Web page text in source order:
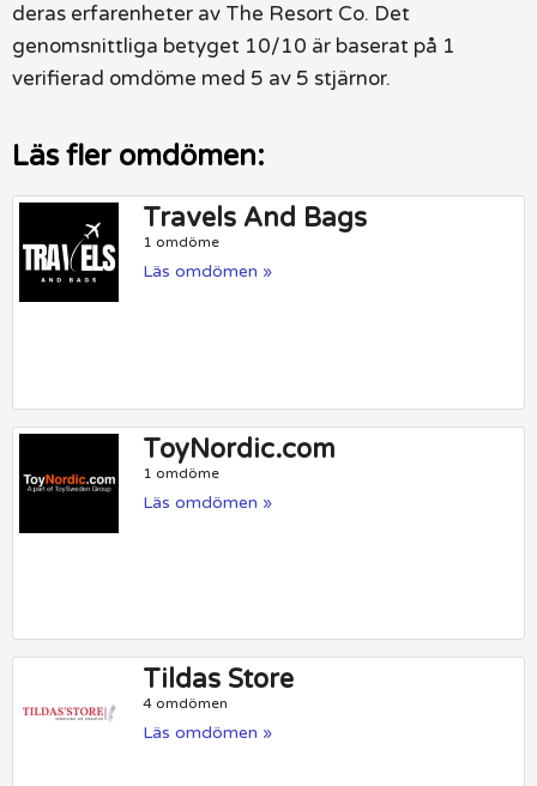
deras erfarenheter av The Resort Co. Det
genomsnittliga betyget 10/10 är baserat på 1
verifierad omdöme med 5 av 5 stjärnor.
Läs fler omdömen:
Travels And Bags
1 omdöme
Läs omdömen »
ToyNordic.com
1 omdöme
Läs omdömen »
Tildas Store
4 omdömen
Läs omdömen »